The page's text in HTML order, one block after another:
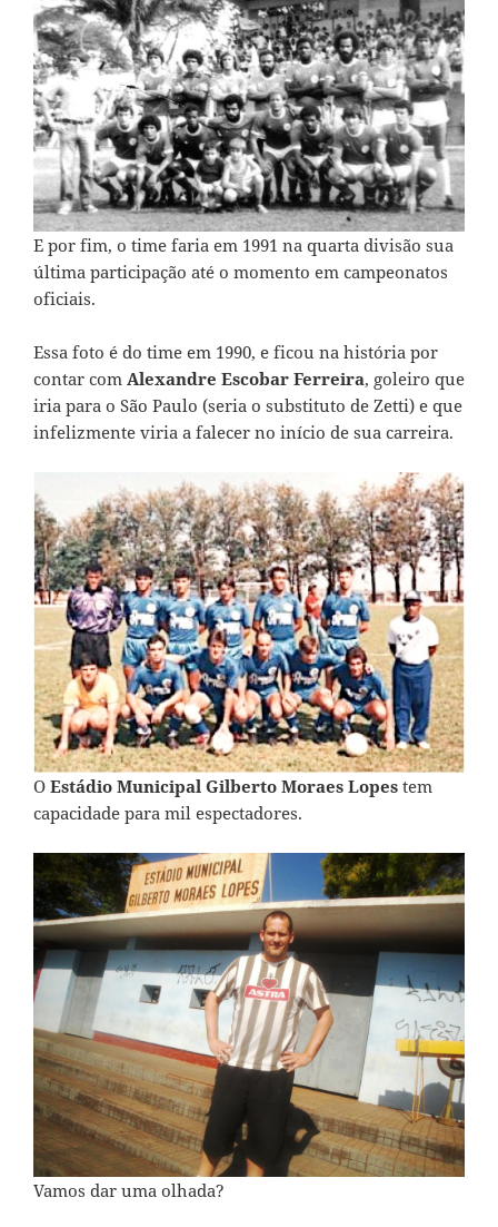
E por fim, o time faria em 1991 na quarta divisão sua
última participação até o momento em campeonatos
oficiais.
Essa foto é do time em 1990, e ficou na história por
contar com Alexandre Escobar Ferreira, goleiro que
iria para o São Paulo (seria o substituto de Zetti) e que
infelizmente viria a falecer no início de sua carreira.
O Estádio Municipal Gilberto Moraes Lopes tem
capacidade para mil espectadores.
Vamos dar uma olhada?